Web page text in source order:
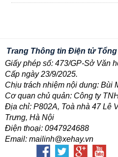
Trang Thông tin Điện tử
Giấy phép số: 473/GP-Sở Văn
Cấp ngày 23/9/2025.
Chịu trách nhiệm nội dung: Bùi
Cơ quan chủ quản: Công ty
Địa chỉ: P802A, Toà nhà 47 Lê
Trưng, Hà Nội
Điện thoại: 0947924688
Email: mailinh@xehay.vn